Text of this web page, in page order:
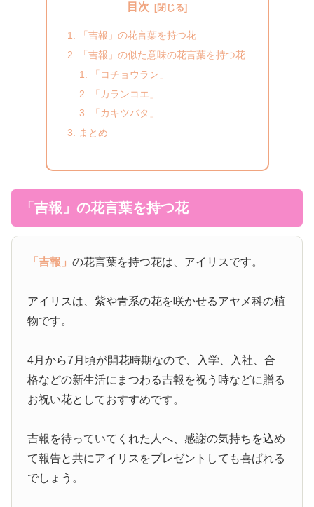
目次
「吉報」の花言葉を持つ花
「吉報」の似た意味の花言葉を持つ花
「コチョウラン」
「カランコエ」
「カキツバタ」
まとめ
「吉報」の花言葉を持つ花
「吉報」の花言葉を持つ花は、アイリスです。
アイリスは、紫や青系の花を咲かせるアヤメ科の植
物です。
4月から7月頃が開花時期なので、入学、入社、合
格などの新生活にまつわる吉報を祝う時などに贈る
お祝い花としておすすめです。
吉報を待っていてくれた人へ、感謝の気持ちを込め
て報告と共にアイリスをプレゼントしても喜ばれる
でしょう。